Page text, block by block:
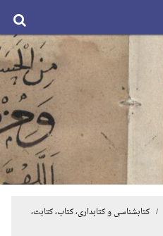
/کتابشناسی و کتابداری، کتاب، کتابت،